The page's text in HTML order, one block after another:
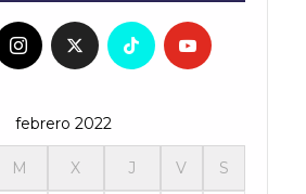
febrero 2022
M X J V S